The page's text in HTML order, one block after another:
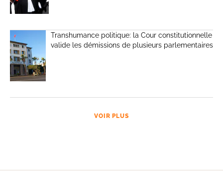
Transhumance politique: la Cour constitutionnelle
valide les démissions de plusieurs parlementaires
VOIR PLUS